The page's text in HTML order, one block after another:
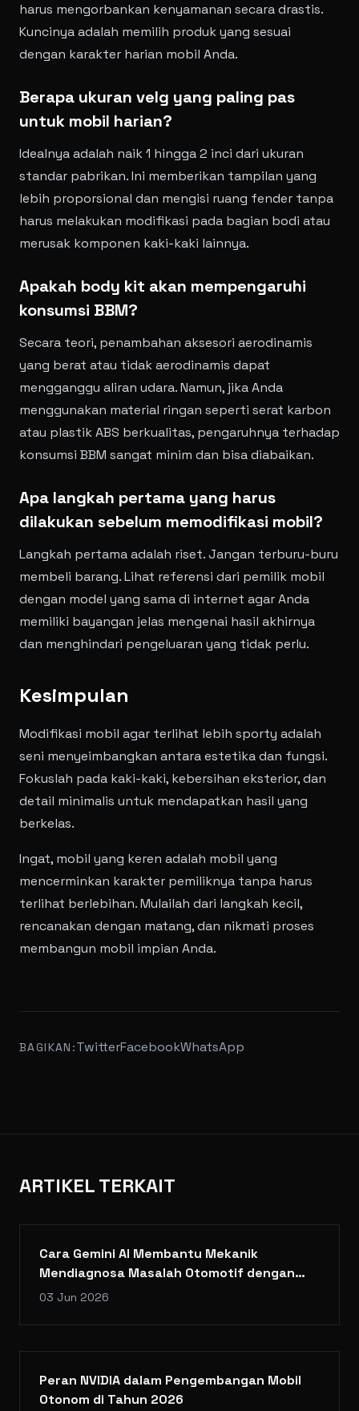
harus mengorbankan kenyamanan secara drastis.
Kuncinya adalah memilih produk yang sesuai
dengan karakter harian mobil Anda.
Berapa ukuran velg yang paling pas
untuk mobil harian?
Idealnya adalah naik 1 hingga 2 inci dari ukuran
standar pabrikan. Ini memberikan tampilan yang
lebih proporsional dan mengisi ruang fender tanpa
harus melakukan modifikasi pada bagian bodi atau
merusak komponen kaki-kaki lainnya.
Apakah body kit akan mempengaruhi
konsumsi BBM?
Secara teori, penambahan aksesori aerodinamis
yang berat atau tidak aerodinamis dapat
mengganggu aliran udara. Namun, jika Anda
menggunakan material ringan seperti serat karbon
atau plastik ABS berkualitas, pengaruhnya terhadap
konsumsi BBM sangat minim dan bisa diabaikan.
Apa langkah pertama yang harus
dilakukan sebelum memodifikasi mobil?
Langkah pertama adalah riset. Jangan terburu-buru
membeli barang. Lihat referensi dari pemilik mobil
dengan model yang sama di internet agar Anda
memiliki bayangan jelas mengenai hasil akhirnya
dan menghindari pengeluaran yang tidak perlu.
Kesimpulan
Modifikasi mobil agar terlihat lebih sporty adalah
seni menyeimbangkan antara estetika dan fungsi.
Fokuslah pada kaki-kaki, kebersihan eksterior, dan
detail minimalis untuk mendapatkan hasil yang
berkelas.
Ingat, mobil yang keren adalah mobil yang
mencerminkan karakter pemiliknya tanpa harus
terlihat berlebihan. Mulailah dari langkah kecil,
rencanakan dengan matang, dan nikmati proses
membangun mobil impian Anda.
BAGIKAN:TwitterFacebookWhatsApp
ARTIKEL TERKAIT
Cara Gemini AI Membantu Mekanik
Mendiagnosa Masalah Otomotif dengan
Akurat
03 Jun 2026
Peran NVIDIA dalam Pengembangan Mobil
Otonom di Tahun 2026